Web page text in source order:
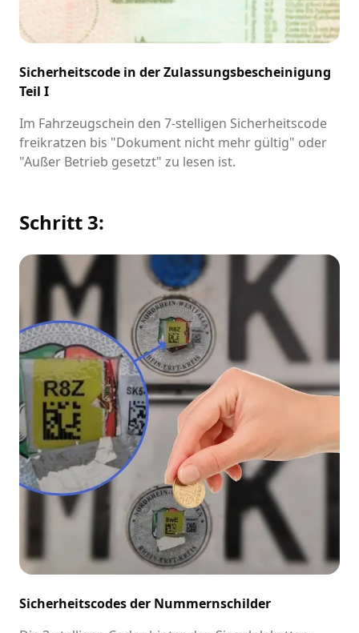
Sicherheitscode in der Zulassungsbescheinigung
Teil I
Im Fahrzeugschein den 7-stelligen Sicherheitscode
freikratzen bis "Dokument nicht mehr gültig" oder
"Außer Betrieb gesetzt" zu lesen ist.
Schritt 3:
Sicherheitscodes der Nummernschilder